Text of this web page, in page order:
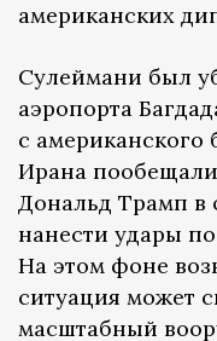
американских
Сулеймани был
аэропорта
с американского
Ирана
Дональд Трамп в
нанести удары
На этом фоне
ситуация может
масштабный